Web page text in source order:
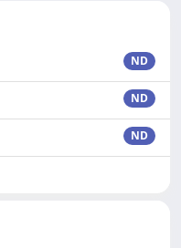
ND
ND
ND